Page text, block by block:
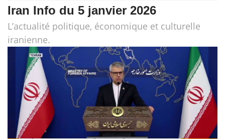
Iran Info du 5 janvier 2026
L’actualité politique, économique et culturelle
iranienne.